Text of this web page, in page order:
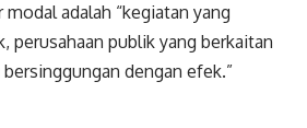
adalah “kegiatan yang
perusahaan publik yang berkaitan
dengan efek.”